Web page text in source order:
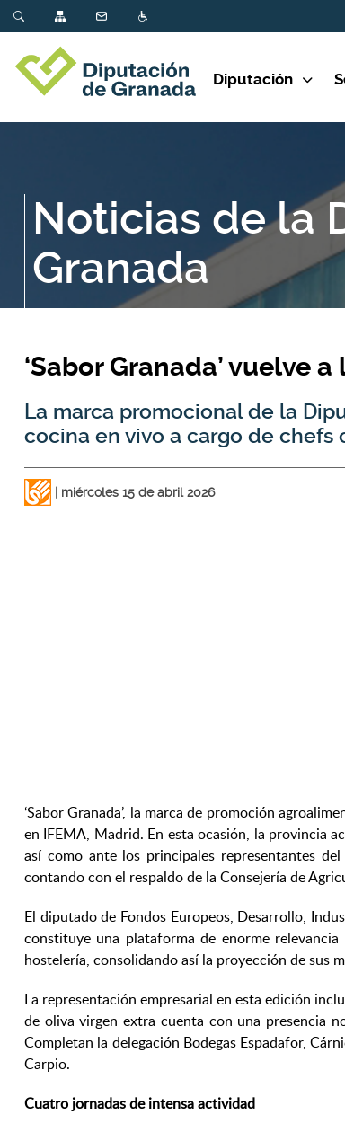
Diputación
Noticias de la
Granada
‘Sabor Granada’ vuelve
La marca promocional de la
cocina en vivo a cargo de chefs
miércoles 15 de abril 2026
‘Sabor Granada’, la marca de promoción
en IFEMA, Madrid. En esta ocasión, la provincia
así como ante los principales representantes
contando con el respaldo de la Consejería de
El diputado de Fondos Europeos, Desarrollo,
constituye una plataforma de enorme
hostelería, consolidando así la proyección de sus
La representación empresarial en esta edición
de oliva virgen extra cuenta con una presencia
Completan la delegación Bodegas Espadafor,
Carpio.
Cuatro jornadas de intensa actividad